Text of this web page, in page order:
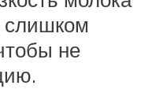
слишком
не